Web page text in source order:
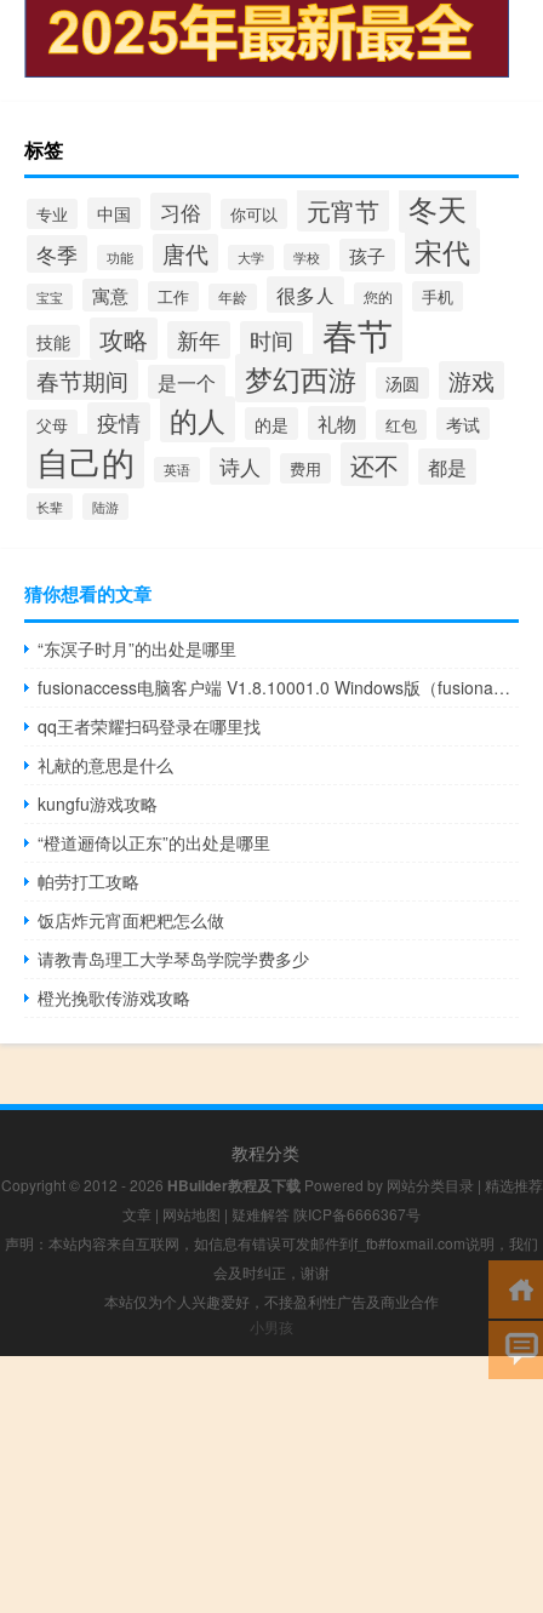
标签
专业 中国 习俗 你可以 元宵节 冬天
冬季 功能 唐代 大学 学校 孩子 宋代
宝宝 寓意 工作 年龄 很多人 您的 手机
技能 攻略 新年 时间 春节
春节期间 是一个 梦幻西游 汤圆 游戏
父母 疫情 的人 的是 礼物 红包 考试
自己的 英语 诗人 费用 还不 都是
长辈 陆游
猜你想看的文章
“东溟子时月”的出处是哪里
fusionaccess电脑客户端 V1.8.10001.0 Windows版（fusionaccess电脑客户端 V1.8.10001.0 Windows版功能简介）
qq王者荣耀扫码登录在哪里找
礼献的意思是什么
kungfu游戏攻略
“橙道逦倚以正东”的出处是哪里
帕劳打工攻略
饭店炸元宵面粑粑怎么做
请教青岛理工大学琴岛学院学费多少
橙光挽歌传游戏攻略
教程分类
Copyright © 2012 - 2026 HBuilder教程及下载Powered by 网站分类目录 | 精选推荐
文章 | 网站地图 | 疑难解答 陕ICP备6666367号
声明：本站内容来自互联网，如信息有错误可发邮件到f_fb#foxmail.com说明，我们
会及时纠正，谢谢
本站仅为个人兴趣爱好，不接盈利性广告及商业合作
小男孩